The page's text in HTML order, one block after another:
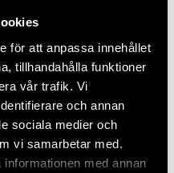
för att anpassa innehållet
tillhandahålla funktioner
vår trafik. Vi
och annan
sociala medier och
vi samarbetar med.
med annan